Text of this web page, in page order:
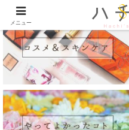
メニュー